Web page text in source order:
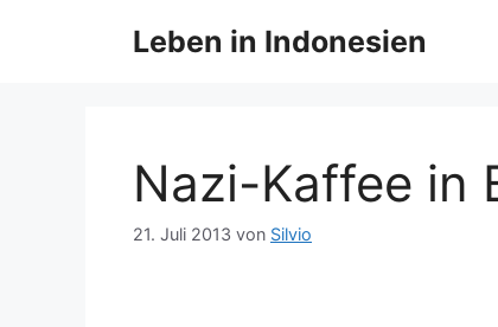
Leben in Indonesien
Nazi-Kaffee in
21. Juli 2013 von Silvio